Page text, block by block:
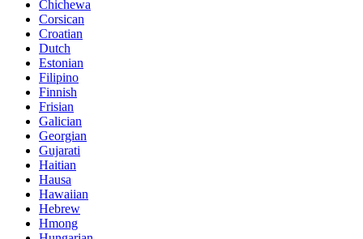
Chichewa
Corsican
Croatian
Dutch
Estonian
Filipino
Finnish
Frisian
Galician
Georgian
Gujarati
Haitian
Hausa
Hawaiian
Hebrew
Hmong